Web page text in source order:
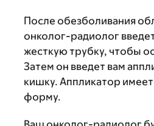
После обезболивания
онколог-радиолог
жесткую трубку, чтобы
Затем он введет вам
кишку. Аппликатор
форму.